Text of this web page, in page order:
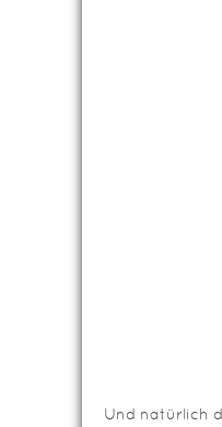
Und natürlich